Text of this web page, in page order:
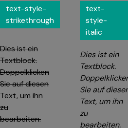
text-style-
strikethrough
Dies ist ein
Textblock.
Doppelklicken
Sie auf diesen
Text, um ihn
zu
bearbeiten.
text-
style-
italic
Dies ist ein
Textblock.
Sie auf
Text, um ihn
zu
bearbeiten.